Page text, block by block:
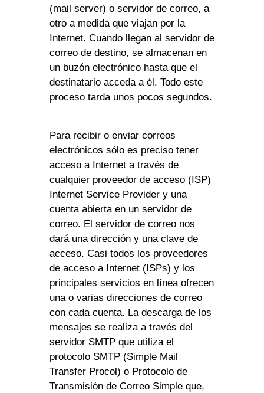
(mail server) o servidor de correo, a
otro a medida que viajan por la
Internet. Cuando llegan al servidor de
correo de destino, se almacenan en
un buzón electrónico hasta que el
destinatario acceda a él. Todo este
proceso tarda unos pocos segundos.
Para recibir o enviar correos
electrónicos sólo es preciso tener
acceso a Internet a través de
cualquier proveedor de acceso (ISP)
Internet Service Provider y una
cuenta abierta en un servidor de
correo. El servidor de correo nos
dará una dirección y una clave de
acceso. Casi todos los proveedores
de acceso a Internet (ISPs) y los
principales servicios en línea ofrecen
una o varias direcciones de correo
con cada cuenta. La descarga de los
mensajes se realiza a través del
servidor SMTP que utiliza el
protocolo SMTP (Simple Mail
Transfer Procol) o Protocolo de
Transmisión de Correo Simple que,